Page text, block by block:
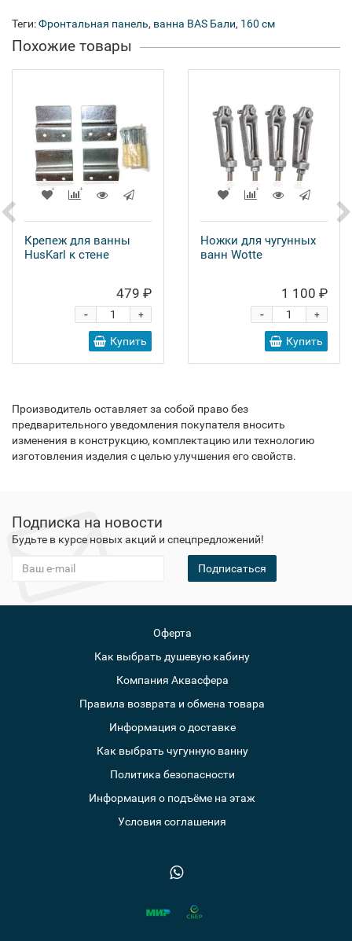
Теги:Фронтальная панель, ванна BAS Бали, 160 см
Похожие товары
Крепеж для ванны
HusKarl к стене
479 ₽
+
-
Купить
Ножки для чугунных
ванн Wotte
1 100 ₽
+
-
Купить
Производитель оставляет за собой право без
предварительного уведомления покупателя вносить
изменения в конструкцию, комплектацию или технологию
изготовления изделия с целью улучшения его свойств.
Подписка на новости
Будьте в курсе новых акций и спецпредложений!
Подписаться
Оферта
Как выбрать душевую кабину
Компания Аквасфера
Правила возврата и обмена товара
Информация о доставке
Как выбрать чугунную ванну
Политика безопасности
Информация о подъёме на этаж
Условия соглашения